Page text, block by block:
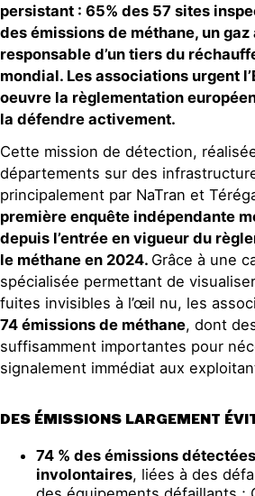
persistant : 65% des 57 sites
des émissions de méthane, un
responsable d’un tiers du
mondial. Les associations urgent
oeuvre la règlementation
la défendre activement.
Cette mission de détection,
départements sur des
principalement par NaTran et
première enquête indépendante
depuis l’entrée en vigueur du
le méthane en 2024. Grâce à une
spécialisée permettant de
fuites invisibles à l’œil nu, les
74 émissions de méthane, dont
suffisamment importantes pour
signalement immédiat aux
DES ÉMISSIONS LARGEMENT
74 % des émissions
involontaires, liées à des